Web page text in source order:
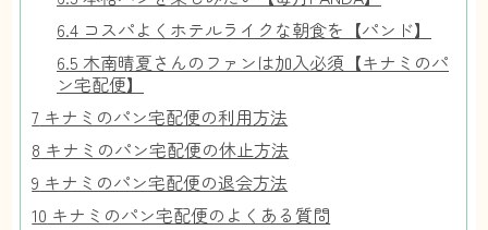
6.4 コスパよくホテルライクな朝食を【パンド】
6.5 木南晴夏さんのファンは加入必須【キナミのパ
ン宅配便】
7 キナミのパン宅配便の利用方法
8 キナミのパン宅配便の休止方法
9 キナミのパン宅配便の退会方法
10 キナミのパン宅配便のよくある質問